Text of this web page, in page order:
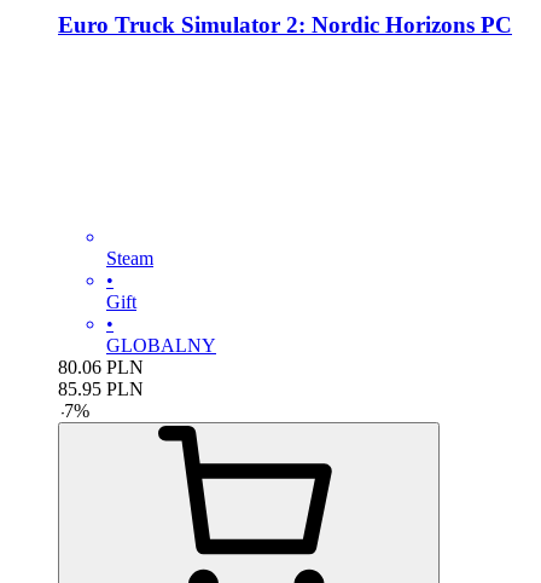
Euro Truck Simulator 2: Nordic Horizons PC
Steam
•
Gift
•
GLOBALNY
80.06 PLN
85.95 PLN
-7%